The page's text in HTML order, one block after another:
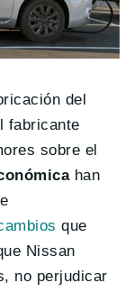
del
fabricante
sobre el
han
que
Nissan
no perjudicar